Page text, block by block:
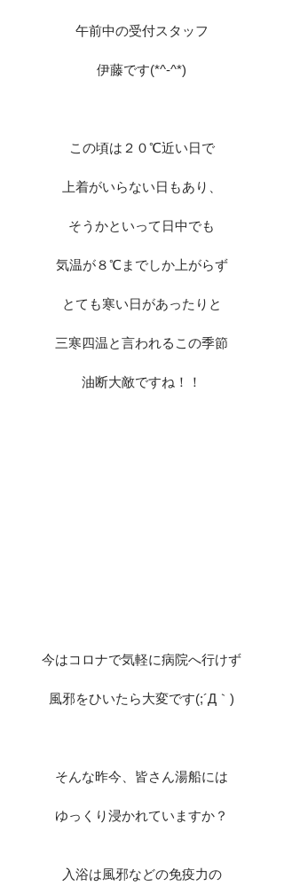
午前中の受付スタッフ
伊藤です(*^-^*)
この頃は２０℃近い日で
上着がいらない日もあり、
そうかといって日中でも
気温が８℃までしか上がらず
とても寒い日があったりと
三寒四温と言われるこの季節
油断大敵ですね！！
今はコロナで気軽に病院へ行けず
風邪をひいたら大変です(;´Д｀)
そんな昨今、皆さん湯船には
ゆっくり浸かれていますか？
入浴は風邪などの免疫力の